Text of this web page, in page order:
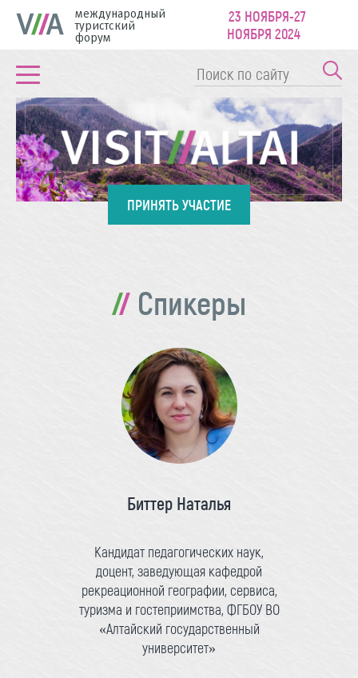
международный
туристский
форум
23 НОЯБРЯ-27
НОЯБРЯ 2024
ПРИНЯТЬ УЧАСТИЕ
Спикеры
Биттер Наталья
Кандидат педагогических наук,
доцент, заведующая кафедрой
рекреационной географии, сервиса,
туризма и гостеприимства, ФГБОУ ВО
«Алтайский государственный
университет»